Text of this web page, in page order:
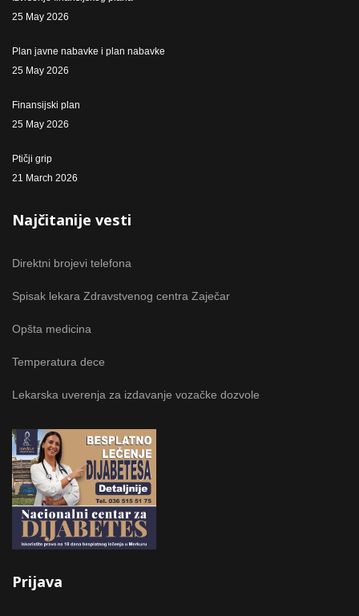
25 May 2026
Plan javne nabavke i plan nabavke
25 May 2026
Finansijski plan
25 May 2026
Ptičji grip
21 March 2026
Najčitanije vesti
Direktni brojevi telefona
Spisak lekara Zdravstvenog centra Zaječar
Opšta medicina
Temperatura dece
Lekarska uverenja za izdavanje vozačke dozvole
Prijava